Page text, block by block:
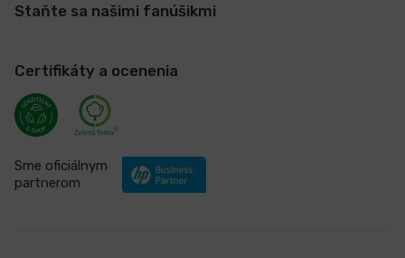
Staňte sa našimi fanúšikmi
Certifikáty a ocenenia
Sme oficiálnym
partnerom